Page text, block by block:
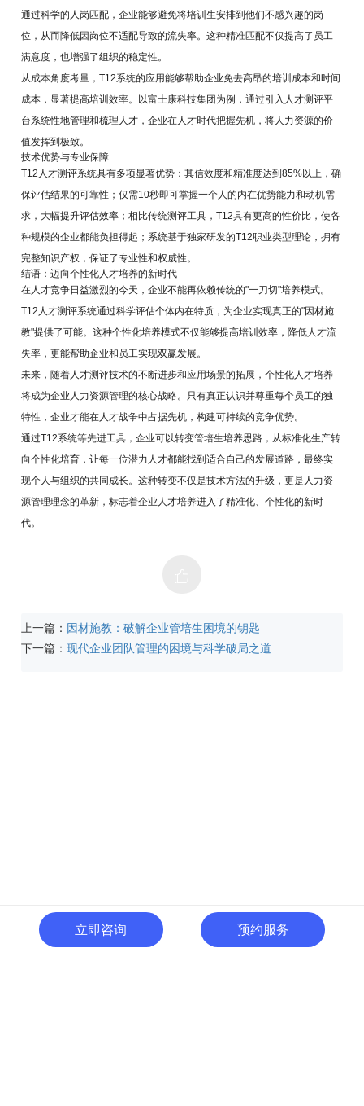
通过科学的人岗匹配，企业能够避免将培训生安排到他们不感兴趣的岗
位，从而降低因岗位不适配导致的流失率。这种精准匹配不仅提高了员工
满意度，也增强了组织的稳定性。
从成本角度考量，T12系统的应用能够帮助企业免去高昂的培训成本和时间
成本，显著提高培训效率。以富士康科技集团为例，通过引入人才测评平
台系统性地管理和梳理人才，企业在人才时代把握先机，将人力资源的价
值发挥到极致。
技术优势与专业保障
T12人才测评系统具有多项显著优势：其信效度和精准度达到85%以上，确
保评估结果的可靠性；仅需10秒即可掌握一个人的内在优势能力和动机需
求，大幅提升评估效率；相比传统测评工具，T12具有更高的性价比，使各
种规模的企业都能负担得起；系统基于独家研发的T12职业类型理论，拥有
完整知识产权，保证了专业性和权威性。
结语：迈向个性化人才培养的新时代
在人才竞争日益激烈的今天，企业不能再依赖传统的"一刀切"培养模式。
T12人才测评系统通过科学评估个体内在特质，为企业实现真正的"因材施
教"提供了可能。这种个性化培养模式不仅能够提高培训效率，降低人才流
失率，更能帮助企业和员工实现双赢发展。
未来，随着人才测评技术的不断进步和应用场景的拓展，个性化人才培养
将成为企业人力资源管理的核心战略。只有真正认识并尊重每个员工的独
特性，企业才能在人才战争中占据先机，构建可持续的竞争优势。
通过T12系统等先进工具，企业可以转变管培生培养思路，从标准化生产转
向个性化培育，让每一位潜力人才都能找到适合自己的发展道路，最终实
现个人与组织的共同成长。这种转变不仅是技术方法的升级，更是人力资
源管理理念的革新，标志着企业人才培养进入了精准化、个性化的新时
代。
上一篇： 因材施教：破解企业管培生困境的钥匙
下一篇：现代企业团队管理的困境与科学破局之道
全国热线: 400-996-0801
立即咨询 预约服务